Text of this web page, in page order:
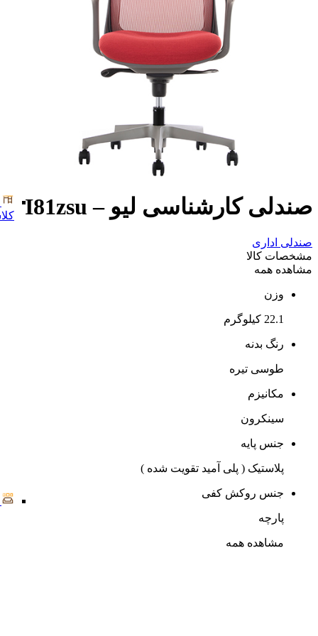
صندلی کارشناسی لیو – I81zsu
صندلی اداری
مشخصات کالا
مشاهده همه
وزن
22.1 کیلوگرم
رنگ بدنه
طوسی تیره
مکانیزم
سینکرون
جنس پایه
پلاستیک ( پلی آمید تقویت شده )
جنس روکش کفی
پارچه
مشاهده همه